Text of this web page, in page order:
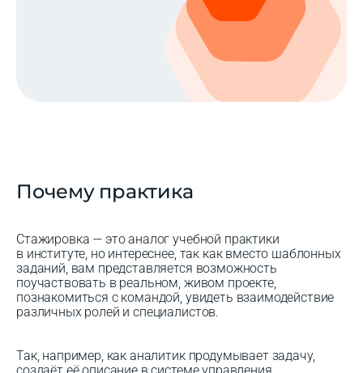
Почему практика
Стажировка — это аналог учебной практики
в институте, но интереснее, так как вместо шаблонных
заданий, вам представляется возможность
поучаствовать в реальном, живом проекте,
познакомиться с командой, увидеть взаимодействие
различных ролей и специалистов.
Так, например, как аналитик продумывает задачу,